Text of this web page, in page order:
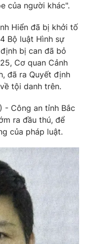
của người khác".
Hiển đã bị khởi tố
Bộ luật Hình sự
bị can đã bỏ
Cơ quan Cảnh
đã ra Quyết định
tội danh trên.
- Công an tỉnh Bắc
ra đầu thú, để
của pháp luật.